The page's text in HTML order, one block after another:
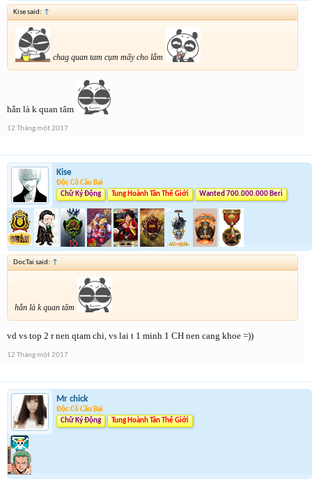
Kise said: ↑
chag quan tam cụm mấy cho lắm
hẳn là k quan tâm
12 Tháng một 2017
Kise
Độc Cô Cầu Bại
Chữ Ký Động
Tung Hoành Tân Thế Giới Wanted 700.000.000 Beri
DocTai said: ↑
hẳn là k quan tâm
vd vs top 2 r nen qtam chi, vs lai t 1 minh 1 CH nen cang khoe =))
12 Tháng một 2017
Mr chick
Độc Cô Cầu Bại
Chữ Ký Động
Tung Hoành Tân Thế Giới